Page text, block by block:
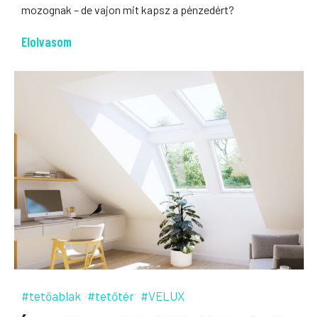
mozognak – de vajon mit kapsz a pénzedért?
Elolvasom
#tetőablak #tetőtér #VELUX